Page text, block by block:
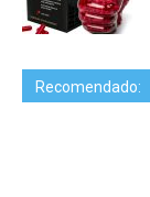
Recomendado: